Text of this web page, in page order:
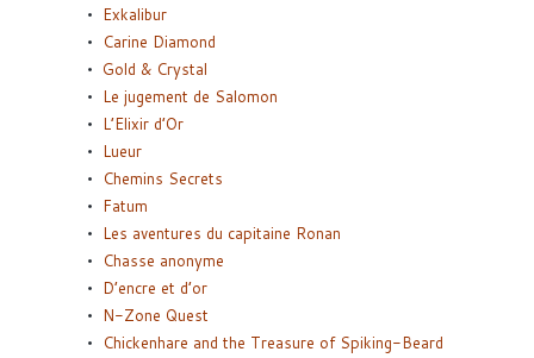
Exkalibur
Carine Diamond
Gold & Crystal
Le jugement de Salomon
L’Elixir d’Or
Lueur
Chemins Secrets
Fatum
Les aventures du capitaine Ronan
Chasse anonyme
D’encre et d’or
N-Zone Quest
Chickenhare and the Treasure of Spiking-Beard